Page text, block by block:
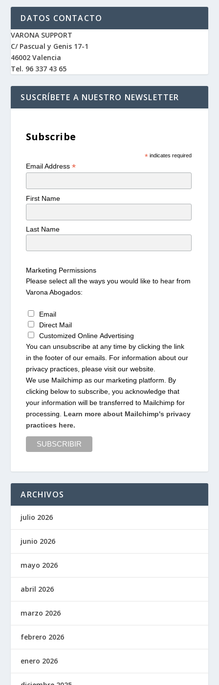
DATOS CONTACTO
VARONA SUPPORT
C/ Pascual y Genis 17-1
46002 Valencia
Tel. 96 337 43 65
SUSCRÍBETE A NUESTRO NEWSLETTER
Subscribe
*indicates required
Email Address*
First Name
Last Name
Marketing Permissions
Please select all the ways you would like to hear from
Varona Abogados:
Email
Direct Mail
Customized Online Advertising
You can unsubscribe at any time by clicking the link
in the footer of our emails. For information about our
privacy practices, please visit our website.
We use Mailchimp as our marketing platform. By
clicking below to subscribe, you acknowledge that
your information will be transferred to Mailchimp for
processing. Learn more about Mailchimp's privacy
practices here.
ARCHIVOS
julio 2026
junio 2026
mayo 2026
abril 2026
marzo 2026
febrero 2026
enero 2026